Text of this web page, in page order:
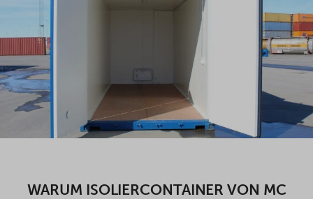
WARUM ISOLIERCONTAINER VON MC